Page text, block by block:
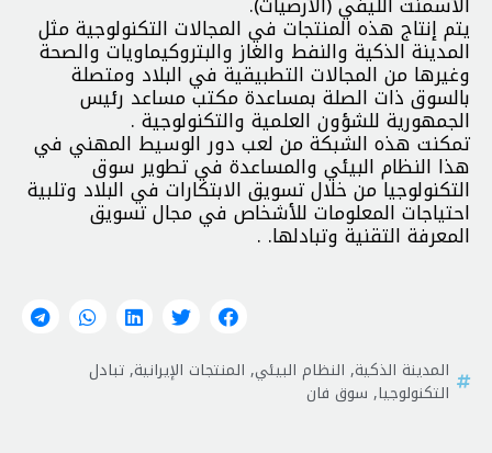
يتم إنتاج هذه المنتجات في المجالات التكنولوجية مثل
المدينة الذكية والنفط والغاز والبتروكيماويات والصحة
وغيرها من المجالات التطبيقية في البلاد ومتصلة
بالسوق ذات الصلة بمساعدة مكتب مساعد رئيس
الجمهورية للشؤون العلمية والتكنولوجية .
تمكنت هذه الشبكة من لعب دور الوسيط المهني في
هذا النظام البيئي والمساعدة في تطوير سوق
التكنولوجيا من خلال تسويق الابتكارات في البلاد وتلبية
احتياجات المعلومات للأشخاص في مجال تسويق
المعرفة التقنية وتبادلها. .
المدينة الذكية, النظام البيئي, المنتجات الإيرانية,تبادل
التكنولوجيا, سوق فان